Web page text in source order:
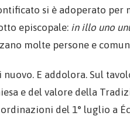
si è adoperato per
episcopale: in illo uno
molte persone e
E addolora. Sul
e del valore della
del 1° luglio a